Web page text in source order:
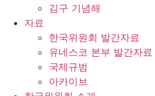
김구 기념해
자료
한국위원회 발간자료
유네스코 본부 발간자료
국제규범
아카이브